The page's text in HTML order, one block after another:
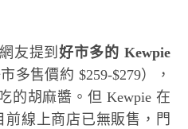
友提到好市多的 Kewpie
多售價約 $259-$279），
的胡麻醬。但 Kewpie 在
前線上商店已無販售，門